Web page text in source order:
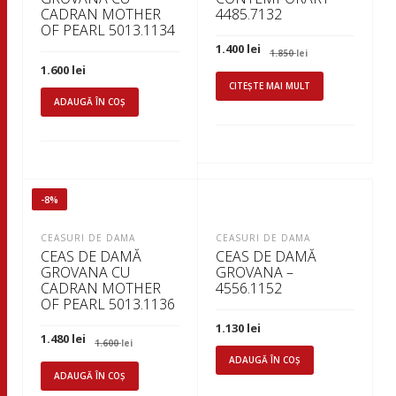
CADRAN MOTHER
OF PEARL 5013.1134
1.600 lei
ADAUGĂ ÎN COȘ
4485.7132
1.850leiPrețul
inițial
a
fost:
1.850 lei.
1.400 lei Prețul
curent
este:
1.400 lei.
CITEȘTE MAI MULT
-8%
CEASURI DE DAMA
CEAS DE DAMĂ
GROVANA CU
CADRAN MOTHER
OF PEARL 5013.1136
1.600leiPrețul
inițial
a
1.600 lei.
1.480 lei Prețul
curent
este:
ADAUGĂ ÎN COȘ
CEASURI DE DAMA
CEAS DE DAMĂ
GROVANA –
4556.1152
1.130 lei
ADAUGĂ ÎN COȘ